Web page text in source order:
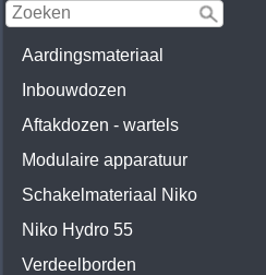
Aardingsmateriaal
Inbouwdozen
Aftakdozen - wartels
Modulaire apparatuur
Schakelmateriaal Niko
Niko Hydro 55
Verdeelborden